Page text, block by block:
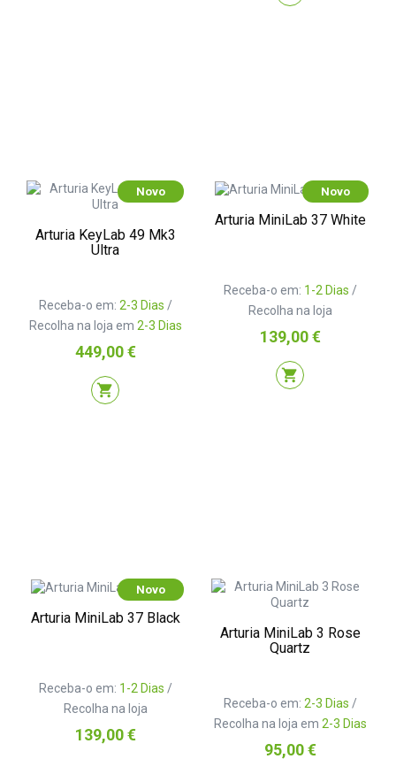
Novo
Arturia KeyLab 49 Mk3
Ultra
Receba-o em: 2-3 Dias /
Recolha na loja em 2-3 Dias
Preço
449,00 €
shopping_cart
Novo
Arturia MiniLab 37 White
Receba-o em: 1-2 Dias /
Recolha na loja
Preço
139,00 €
shopping_cart
Novo
Arturia MiniLab 37 Black
Receba-o em: 1-2 Dias /
Recolha na loja
Preço
139,00 €
Arturia MiniLab 3 Rose
Quartz
Receba-o em: 2-3 Dias /
Recolha na loja em 2-3 Dias
Preço
95,00 €